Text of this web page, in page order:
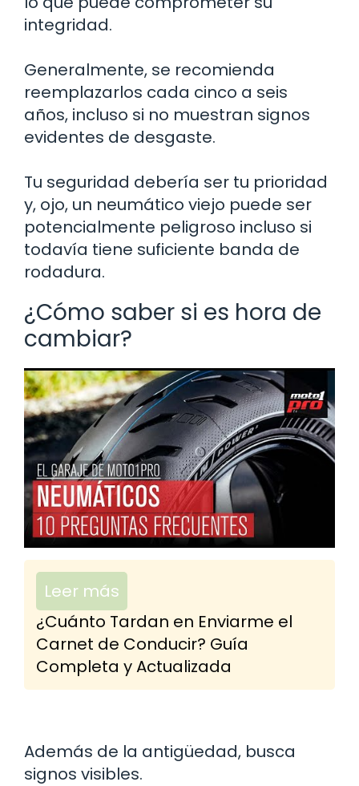
integridad.
Generalmente, se recomienda
reemplazarlos cada cinco a seis
años, incluso si no muestran signos
evidentes de desgaste.
Tu seguridad debería ser tu prioridad
y, ojo, un neumático viejo puede ser
potencialmente peligroso incluso si
todavía tiene suficiente banda de
rodadura.
¿Cómo saber si es hora de
cambiar?
Leer más
¿Cuánto Tardan en Enviarme el
Carnet de Conducir? Guía
Completa y Actualizada
Además de la antigüedad, busca
signos visibles.